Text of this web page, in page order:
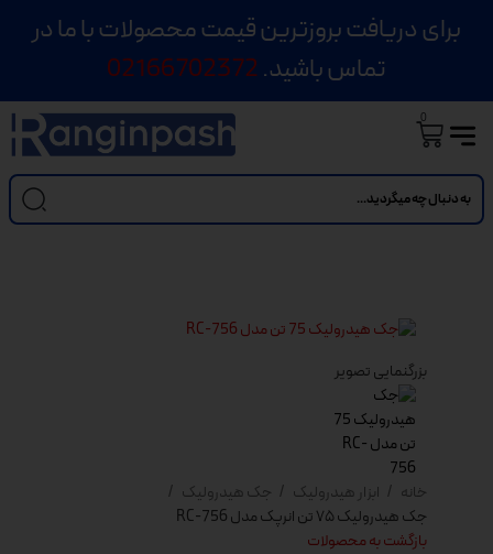
برای دریافت بروزترین قیمت محصولات با ما در
تماس باشید.02166702372
0
بزرگنمایی تصویر
خانه ابزار هیدرولیک
جک هیدرولیک
جک هیدرولیک ۷۵ تن انرپک مدل RC-756
بازگشت به محصولات